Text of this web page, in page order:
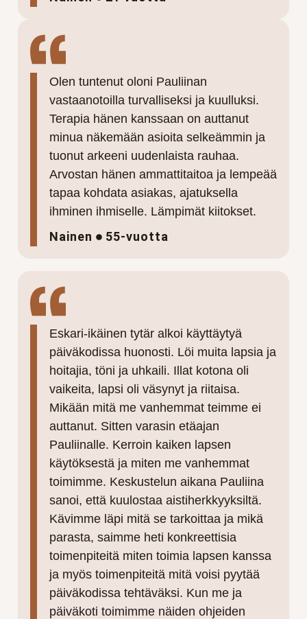
Olen tuntenut oloni Pauliinan
vastaanotoilla turvalliseksi ja kuulluksi.
Terapia hänen kanssaan on auttanut
minua näkemään asioita selkeämmin ja
tuonut arkeeni uudenlaista rauhaa.
Arvostan hänen ammattitaitoa ja lempeää
tapaa kohdata asiakas, ajatuksella
ihminen ihmiselle. Lämpimät kiitokset.
Nainen 55-vuotta
Eskari-ikäinen tytär alkoi käyttäytyä
päiväkodissa huonosti. Löi muita lapsia ja
hoitajia, töni ja uhkaili. Illat kotona oli
vaikeita, lapsi oli väsynyt ja riitaisa.
Mikään mitä me vanhemmat teimme ei
auttanut. Sitten varasin etäajan
Pauliinalle. Kerroin kaiken lapsen
käytöksestä ja miten me vanhemmat
toimimme. Keskustelun aikana Pauliina
sanoi, että kuulostaa aistiherkkyyksiltä.
Kävimme läpi mitä se tarkoittaa ja mikä
parasta, saimme heti konkreettisia
toimenpiteitä miten toimia lapsen kanssa
ja myös toimenpiteitä mitä voisi pyytää
päiväkodissa tehtäväksi. Kun me ja
päiväkoti toimimme näiden ohjeiden